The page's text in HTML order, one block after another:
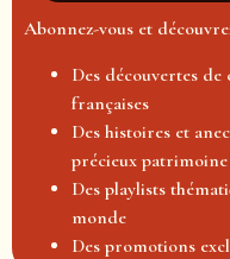
Abonnez-vous et
Des découvertes de
françaises
Des histoires et
précieux patrimoine
Des playlists
monde
Des promotions